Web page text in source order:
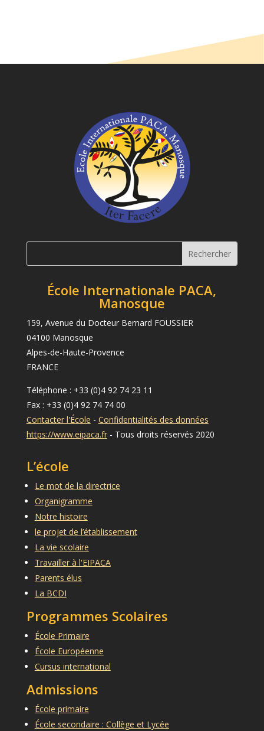
École Internationale PACA,
Manosque
159, Avenue du Docteur Bernard FOUSSIER
04100 Manosque
Alpes-de-Haute-Provence
FRANCE
Téléphone : +33 (0)4 92 74 23 11
Fax : +33 (0)4 92 74 74 00
Contacter l'École - Confidentialités des données
https://www.eipaca.fr- Tous droits réservés 2020
L’école
Le mot de la directrice
Organigramme
Notre histoire
le projet de l’établissement
La vie scolaire
Travailler à l'EIPACA
Parents élus
La BCDI
Programmes Scolaires
École Primaire
École Européenne
Cursus international
Admissions
École primaire
École secondaire : Collège et Lycée